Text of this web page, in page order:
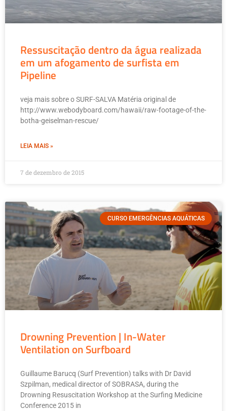
Ressuscitação dentro da água realizada
em um afogamento de surfista em
Pipeline
veja mais sobre o SURF-SALVA Matéria original de
http://www.webodyboard.com/hawaii/raw-footage-of-the-
botha-geiselman-rescue/
LEIA MAIS »
7 de dezembro de 2015
CURSO EMERGÊNCIAS AQUÁTICAS
Drowning Prevention | In-Water
Ventilation on Surfboard
Guillaume Barucq (Surf Prevention) talks with Dr David
Szpilman, medical director of SOBRASA, during the
Drowning Resuscitation Workshop at the Surfing Medicine
Conference 2015 in